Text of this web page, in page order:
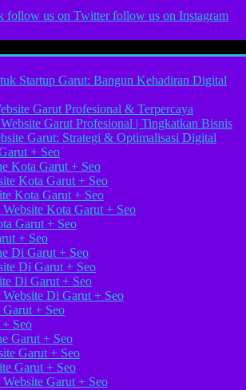
follow us on Twitter follow us on Instagram
Startup Garut: Bangun Kehadiran Digital
Garut Profesional & Terpercaya
Garut Profesional | Tingkatkan Bisnis
Garut: Strategi & Optimalisasi Digital
+ Seo
Kota Garut + Seo
Kota Garut + Seo
Kota Garut + Seo
Website Kota Garut + Seo
Garut + Seo
+ Seo
Di Garut + Seo
Di Garut + Seo
Di Garut + Seo
Website Di Garut + Seo
Garut + Seo
+ Seo
Garut + Seo
Garut + Seo
Garut + Seo
Website Garut + Seo